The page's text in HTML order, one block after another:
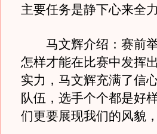
主要任务是静下心来全
马文辉介绍：赛前举
怎样才能在比赛中发挥
实力，马文辉充满了信
队伍，选手个个都是好
们更要展现我们的风貌